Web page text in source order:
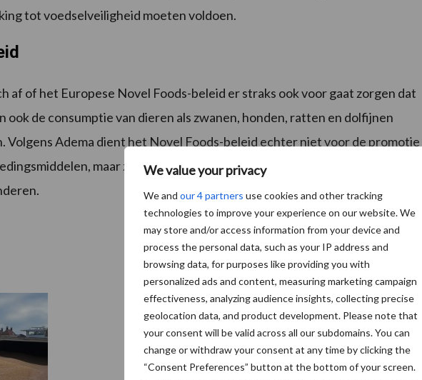
We value your privacy
We and our 4 partners use cookies and other tracking
technologies to improve your experience on our website. We
may store and/or access information from your device and
process the personal data, such as your IP address and
browsing data, for purposes like providing you with
personalized ads and content, measuring marketing campaign
effectiveness, analyzing audience insights, collecting precise
geolocation data, and product development. Please note that
your consent will be valid across all our subdomains. You can
change or withdraw your consent at any time by clicking the
“Consent Preferences” button at the bottom of your screen.
tot voedselveiligheid moeten voldoen.
af of het Europese Novel Foods-beleid er straks ook voor gaat zorgen dat
ook de consumptie van dieren als zwanen, honden, ratten en dolfijnen
Volgens Adema dient het Novel Foods-beleid echter niet voor de promotie
maar zorgt het voor een wettelijk kader om de veiligheid